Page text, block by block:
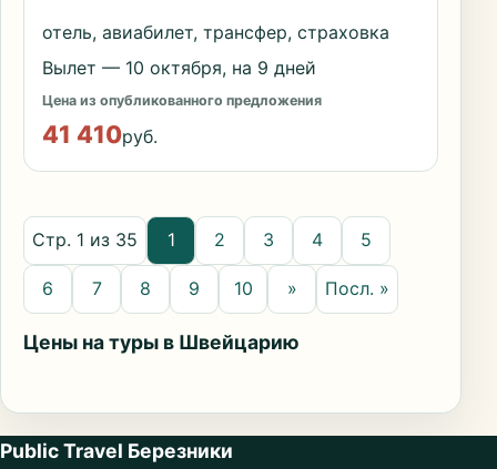
отель, авиабилет, трансфер, страховка
Вылет — 10 октября, на 9 дней
Цена из опубликованного предложения
41 410руб.
Стр. 1 из 35 1 2 3 4 5
6 7 8 9 10 » Посл. »
Цены на туры в Швейцарию
Public Travel Березники